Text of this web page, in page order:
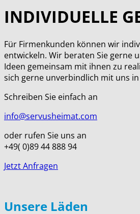
INDIVIDUELLE
Für Firmenkunden können wir
entwickeln. Wir beraten Sie gerne
Ideen gemeinsam mit ihnen zu
sich gerne unverbindlich mit uns
Schreiben Sie einfach an
info@servusheimat.com
oder rufen Sie uns an
+49( 0)89 44 888 94
Jetzt Anfragen
Unsere Läden